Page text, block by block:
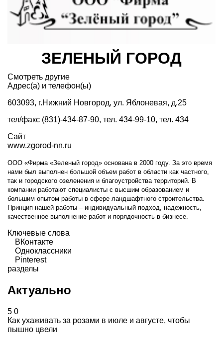
ЗЕЛЕНЫЙ ГОРОД
Смотреть другие
Адрес(а) и телефон(ы)
603093, г.Нижний Новгород, ул. Яблоневая, д.25
тел/факс (831)-434-87-90, тел. 434-99-10, тел. 434
Сайт
www.zgorod-nn.ru
ООО «Фирма «Зеленый город» основана в 2000 году. За это время
нами был выполнен большой объем работ в области как частного,
так и городского озеленения и благоустройства территорий. В
компании работают специалисты с высшим образованием и
большим опытом работы в сфере ландшафтного строительства.
Принцип нашей работы – индивидуальный подход, надежность,
качественное выполнение работ и порядочность в бизнесе.
Ключевые слова
ВКонтакте
Одноклассники
Pinterest
разделы
Актуально
5 0
Как ухаживать за розами в июле и августе, чтобы
пышно цвели